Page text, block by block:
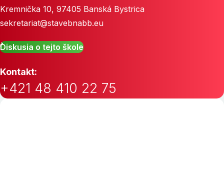
Kremnička 10, 97405 Banská Bystrica
sekretariat@stavebnabb.eu
Diskusia o tejto škole
Kontakt:
+421 48 410 22 75